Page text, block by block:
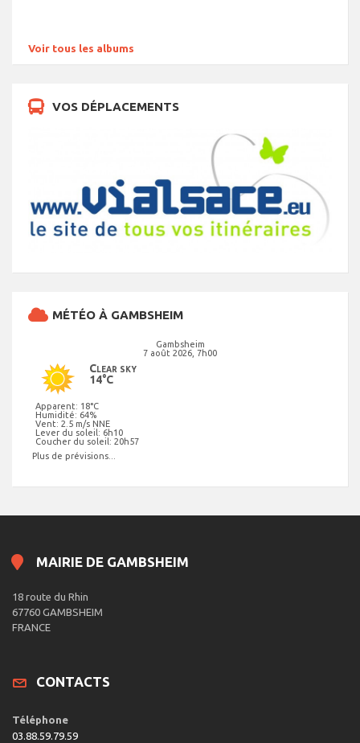
Voir tous les albums
VOS DÉPLACEMENTS
MÉTÉO À GAMBSHEIM
Gambsheim
7 août 2026, 7h00
Clear sky
14°C
Apparent: 18°C
Humidité: 64%
Vent: 2.5 m/s NNE
Lever du soleil: 6h10
Coucher du soleil: 20h57
Plus de prévisions...
MAIRIE DE GAMBSHEIM
18 route du Rhin
67760 GAMBSHEIM
FRANCE
CONTACTS
Téléphone
03.88.59.79.59